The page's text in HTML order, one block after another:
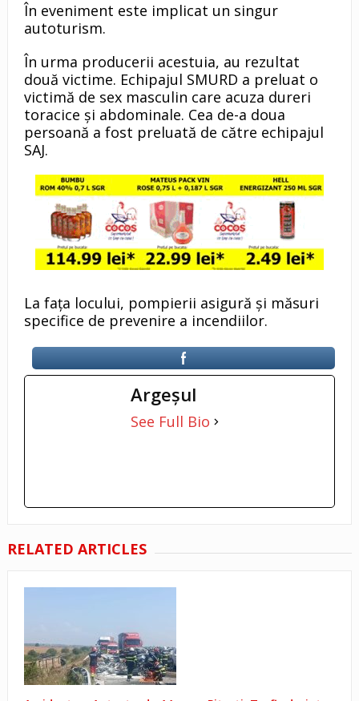
În eveniment este implicat un singur
autoturism.
În urma producerii acestuia, au rezultat
două victime. Echipajul SMURD a preluat o
victimă de sex masculin care acuza dureri
toracice și abdominale. Cea de-a doua
persoană a fost preluată de către echipajul
SAJ.
La fața locului, pompierii asigură și măsuri
specifice de prevenire a incendiilor.
Argeşul
See Full Bio
RELATED ARTICLES